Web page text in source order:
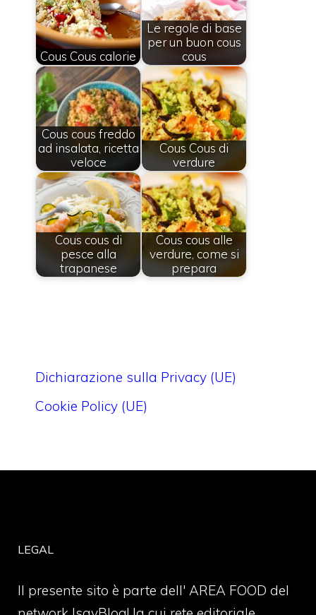
Cous Cous calorie
Le regole di base
per un buon cous
cous
Cous cous freddo
ad insalata, ricetta
veloce
Cous Cous di
verdure
Cous cous di
pesce alla
trapanese
Cous cous alle
verdure, come si
prepara
Dichiarazione sulla Privacy (UE)
Cookie Policy (UE)
LEGAL
Il presente sito è parte dell' AREA FOOD del